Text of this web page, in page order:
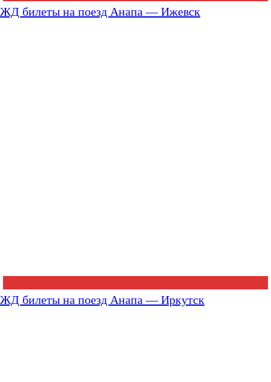
ЖД билеты на поезд Анапа — Ижевск
ЖД билеты на поезд Анапа — Иркутск